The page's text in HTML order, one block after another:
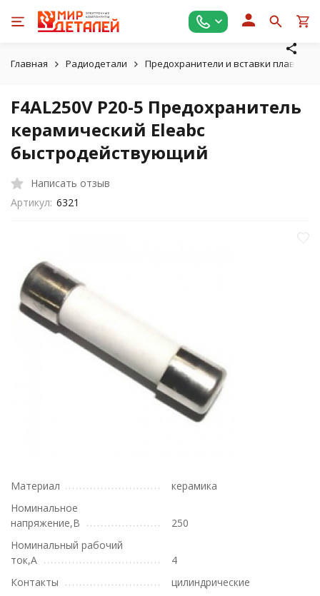
Главная Радиодетали Предохранители и вставки плавкие
F4AL250V Р20-5 Предохранитель
керамический Eleabc
быстродействующий
Написать отзыв
Артикул: 6321
Материал
керамика
Номинальное
напряжение,В
250
Номинальный рабочий
ток,А
4
Контакты
цилиндрические